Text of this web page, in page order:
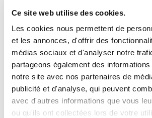
Ce site web utilise des cookies.
Les cookies nous permettent de
et les annonces, d'offrir des
médias sociaux et d'analyser notre
partageons également des
notre site avec nos partenaires de
publicité et d'analyse, qui peuvent
avec d'autres informations que vous
ou qu'ils ont collectées lors de votre
Je doet de administratieve
Het bestellen van materialen en
controle van de inkomende
en onderaannemers behoren tot de
takenpakket,
Ondersteuning op het vlak van
District Manager en analyse van de
in uren als in euro),